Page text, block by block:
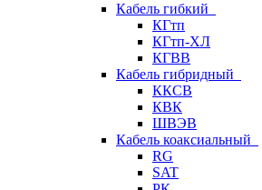
Кабель гибкий
КГтп
КГтп-ХЛ
КГВВ
Кабель гибридный
ККСВ
КВК
ШВЭВ
Кабель коаксиальный
RG
SAT